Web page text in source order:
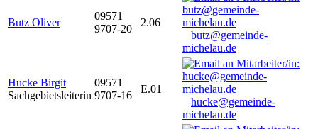
Butz Oliver
09571
9707-20
2.06
butz@gemeinde-
michelau.de
Hucke Birgit
Sachgebietsleiterin
09571
9707-16
E.01
hucke@gemeinde-
michelau.de